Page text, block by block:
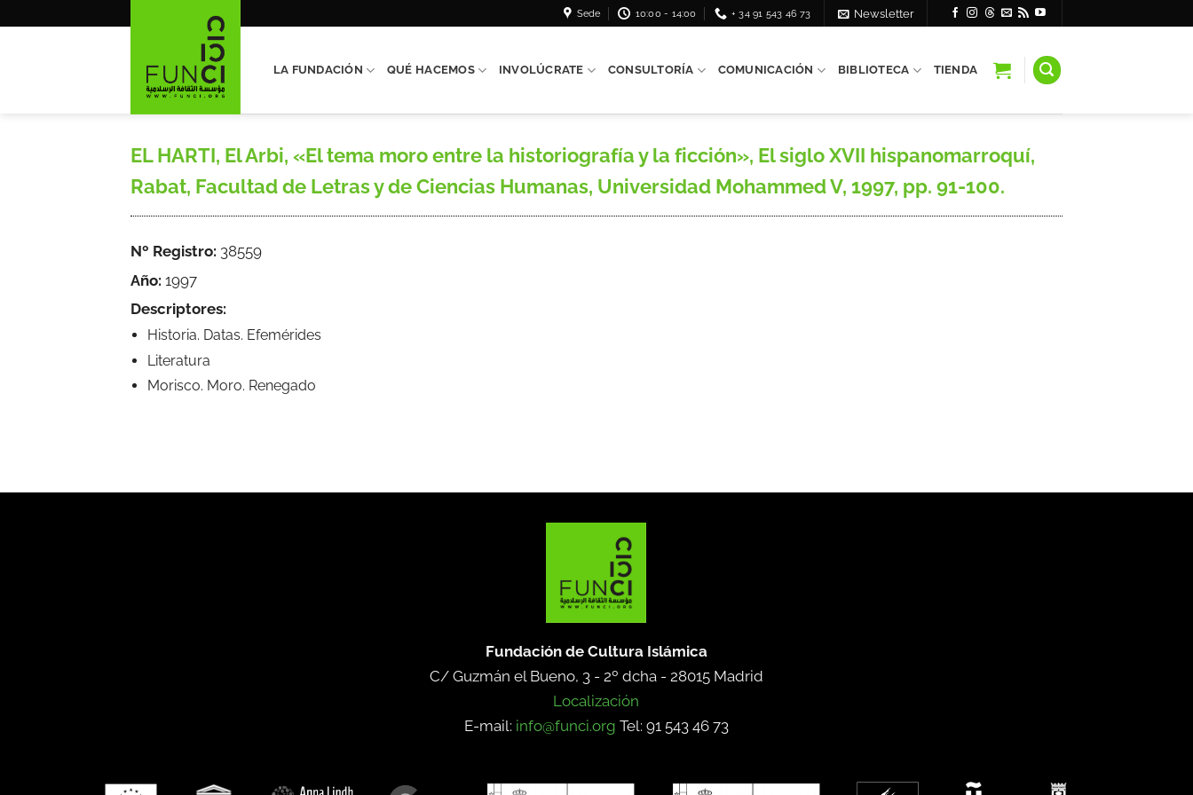
Sede 10:00 - 14:00 + 34 91 543 46 73 Newsletter
LA FUNDACIÓN QUÉ HACEMOS INVOLÚCRATE CONSULTORÍA COMUNICACIÓN BIBLIOTECA TIENDA
EL HARTI, El Arbi, «El tema moro entre la historiografía y la ficción», El siglo XVII hispanomarroquí,
Rabat, Facultad de Letras y de Ciencias Humanas, Universidad Mohammed V, 1997, pp. 91-100.
Nº Registro: 38559
Año: 1997
Descriptores:
Historia. Datas. Efemérides
Literatura
Morisco. Moro. Renegado
Fundación de Cultura Islámica
C/ Guzmán el Bueno, 3 - 2º dcha - 28015 Madrid
Localización
E-mail: info@funci.org Tel: 91 543 46 73